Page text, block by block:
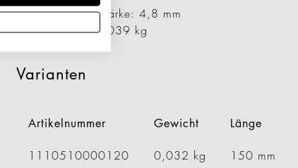
Durchmesser / Stärke: 4,8 mm
Nettogewicht: 0,039 kg
Varianten
Artikelnummer Gewicht Länge
1110510000120 0,032 kg 150 mm